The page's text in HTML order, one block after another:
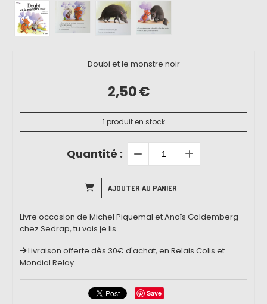
Doubi et le monstre noir
2,50€
1 produit en stock
Quantité :
AJOUTER AU PANIER
Livre occasion de Michel Piquemal et Anaïs Goldemberg
chez Sedrap, tu vois je lis
Livraison offerte dès 30€ d'achat, en Relais Colis et
Mondial Relay
Save